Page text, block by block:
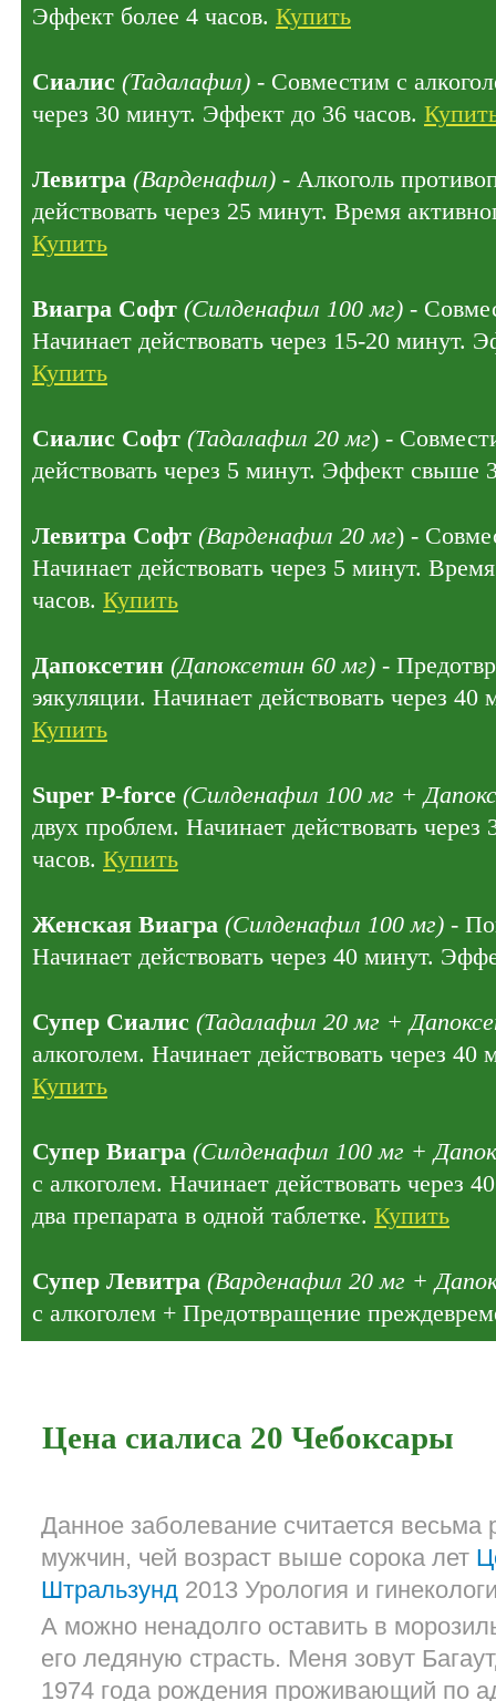
Эффект более 4 часов. Купить
Сиалис (Тадалафил) - Совместим с
через 30 минут. Эффект до 36 часов.
Левитра (Варденафил) - Алкоголь
действовать через 25 минут. Время
Купить
Виагра Софт (Силденафил 100 мг) -
Начинает действовать через 15-20 минут.
Купить
Сиалис Софт (Тадалафил 20 мг) -
действовать через 5 минут. Эффект свыше
Левитра Софт (Варденафил 20 мг) -
Начинает действовать через 5 минут.
часов. Купить
Дапоксетин (Дапоксетин 60 мг) -
эякуляции. Начинает действовать через
Купить
Super P-force (Силденафил 100 мг +
двух проблем. Начинает действовать
часов. Купить
Женская Виагра (Силденафил 100 мг) -
Начинает действовать через 40 минут.
Супер Сиалис (Тадалафил 20 мг +
алкоголем. Начинает действовать через
Купить
Супер Виагра (Силденафил 100 мг +
с алкоголем. Начинает действовать через
два препарата в одной таблетке. Купить
Супер Левитра (Варденафил 20 мг +
с алкоголем + Предотвращение
Цена сиалиса 20 Чебоксары
Данное заболевание считается весьма
мужчин, чей возраст выше сорока лет
Штральзунд 2013 Урология и
А можно ненадолго оставить в
его ледяную страсть. Меня зовут
1974 года рождения проживающий по